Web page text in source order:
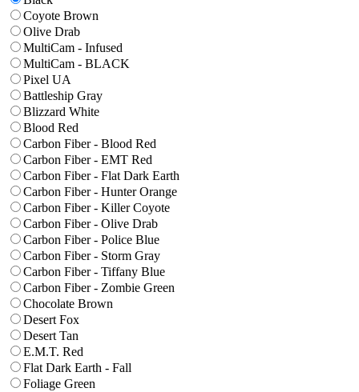
Coyote Brown
Olive Drab
MultiCam - Infused
MultiCam - BLACK
Pixel UA
Battleship Gray
Blizzard White
Blood Red
Carbon Fiber - Blood Red
Carbon Fiber - EMT Red
Carbon Fiber - Flat Dark Earth
Carbon Fiber - Hunter Orange
Carbon Fiber - Killer Coyote
Carbon Fiber - Olive Drab
Carbon Fiber - Police Blue
Carbon Fiber - Storm Gray
Carbon Fiber - Tiffany Blue
Carbon Fiber - Zombie Green
Chocolate Brown
Desert Fox
Desert Tan
E.M.T. Red
Flat Dark Earth - Fall
Foliage Green